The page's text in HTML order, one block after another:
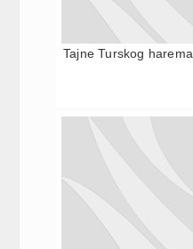
Tajne Turskog harema